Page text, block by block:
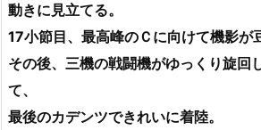
動きに見立てる。
17小節目、最高峰のＣに向けて機影が
その後、三機の戦闘機がゆっくり旋回
て、
最後のカデンツできれいに着陸。